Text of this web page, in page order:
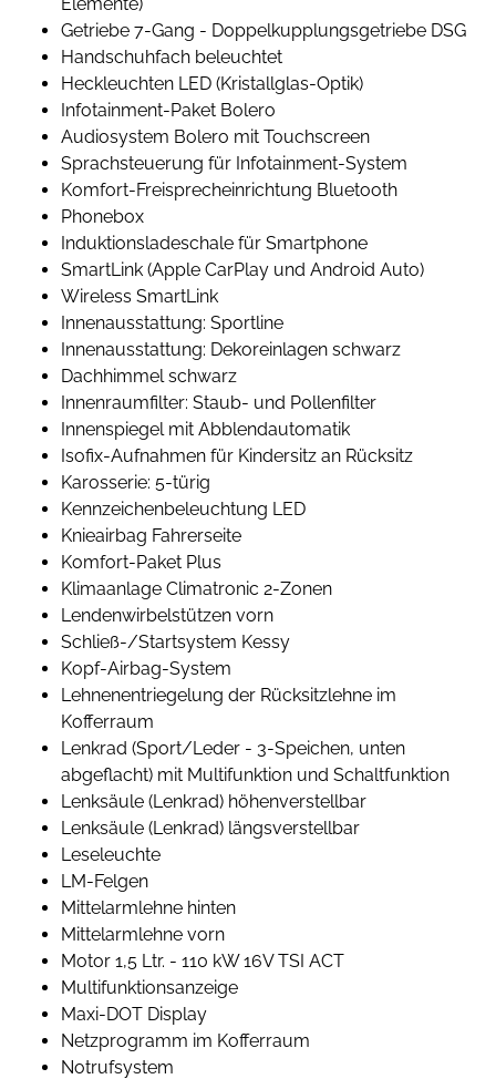
Getriebe 7-Gang - Doppelkupplungsgetriebe DSG
Handschuhfach beleuchtet
Heckleuchten LED (Kristallglas-Optik)
Infotainment-Paket Bolero
Audiosystem Bolero mit Touchscreen
Sprachsteuerung für Infotainment-System
Komfort-Freisprecheinrichtung Bluetooth
Phonebox
Induktionsladeschale für Smartphone
SmartLink (Apple CarPlay und Android Auto)
Wireless SmartLink
Innenausstattung: Sportline
Innenausstattung: Dekoreinlagen schwarz
Dachhimmel schwarz
Innenraumfilter: Staub- und Pollenfilter
Innenspiegel mit Abblendautomatik
Isofix-Aufnahmen für Kindersitz an Rücksitz
Karosserie: 5-türig
Kennzeichenbeleuchtung LED
Knieairbag Fahrerseite
Komfort-Paket Plus
Klimaanlage Climatronic 2-Zonen
Lendenwirbelstützen vorn
Schließ-/Startsystem Kessy
Kopf-Airbag-System
Lehnenentriegelung der Rücksitzlehne im
Kofferraum
Lenkrad (Sport/Leder - 3-Speichen, unten
abgeflacht) mit Multifunktion und Schaltfunktion
Lenksäule (Lenkrad) höhenverstellbar
Lenksäule (Lenkrad) längsverstellbar
Leseleuchte
LM-Felgen
Mittelarmlehne hinten
Mittelarmlehne vorn
Motor 1,5 Ltr. - 110 kW 16V TSI ACT
Multifunktionsanzeige
Maxi-DOT Display
Netzprogramm im Kofferraum
Notrufsystem